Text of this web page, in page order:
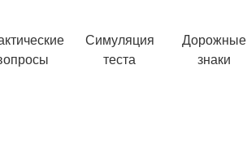
Симуляция
теста
Дорожные
знаки